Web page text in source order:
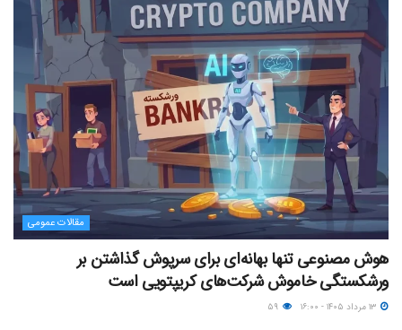
مقالات عمومی
هوش مصنوعی تنها بهانه‌ای برای سرپوش گذاشتن بر
ورشکستگی خاموش شرکت‌های کریپتویی است